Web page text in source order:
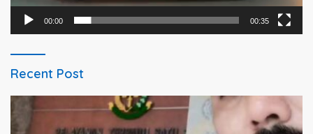
00:00 00:35
Recent Post